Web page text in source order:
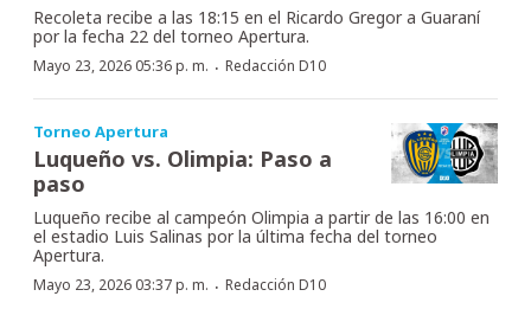
Recoleta recibe a las 18:15 en el Ricardo Gregor a Guaraní
por la fecha 22 del torneo Apertura.
Mayo 23, 2026 05:36 p. m. · Redacción D10
Torneo Apertura
Luqueño vs. Olimpia: Paso a
paso
Luqueño recibe al campeón Olimpia a partir de las 16:00 en
el estadio Luis Salinas por la última fecha del torneo
Apertura.
Mayo 23, 2026 03:37 p. m. · Redacción D10